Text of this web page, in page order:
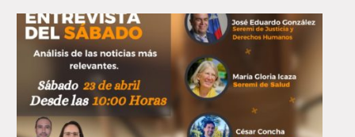
El primer despliegue policial simultáneo realizado en las 346
comunas del país se saldó con 656 personas arrestadas, 33.887...